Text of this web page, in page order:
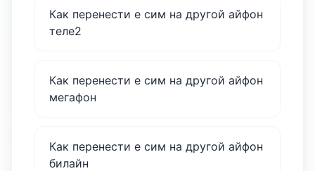
Как перенести е сим на другой айфон
теле2
Как перенести е сим на другой айфон
мегафон
Как перенести е сим на другой айфон
билайн